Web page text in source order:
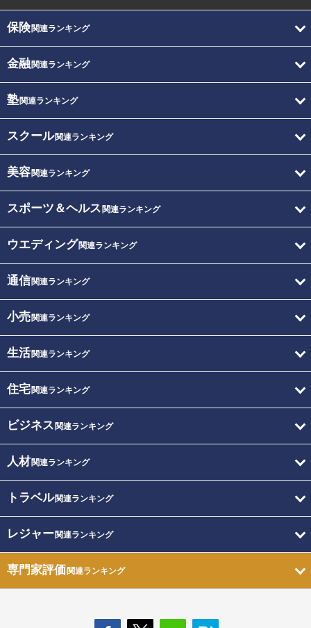
保険関連ランキング
金融関連ランキング
塾関連ランキング
スクール関連ランキング
美容関連ランキング
スポーツ＆ヘルス 関連ランキング
ウエディング関連ランキング
通信関連ランキング
小売関連ランキング
生活関連ランキング
住宅関連ランキング
ビジネス 関連ランキング
人材関連ランキング
トラベル関連ランキング
レジャー関連ランキング
専門家評価関連ランキング